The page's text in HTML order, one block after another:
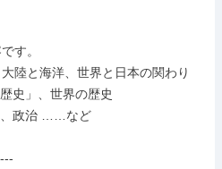
す。
陸と海洋、世界と日本の関わり
史」、世界の歴史
、政治 ……など